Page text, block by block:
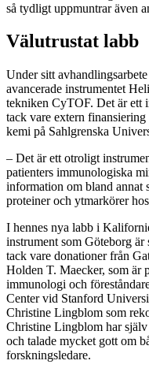
så tydligt uppmuntrar även
Välutrustat labb
Under sitt
avancerade instrumentet
tekniken CyTOF. Det är ett
tack vare extern
kemi på Sahlgrenska
– Det är ett otroligt
patienters immunologiska
information om bland annat
proteiner och ytmarkörer
I hennes nya labb i
instrument som Göteborg är
tack vare donationer från
Holden T. Maecker, som är
immunologi och
Center vid Stanford
Christine Lingblom som
Christine Lingblom har
och talade mycket gott om
forskningsledare.